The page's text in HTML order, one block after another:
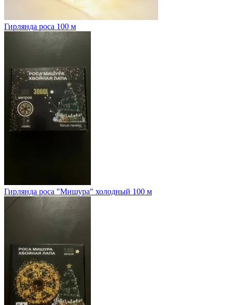
Гирлянда роса 100 м
Гирлянда роса "Мишура" холодный 100 м